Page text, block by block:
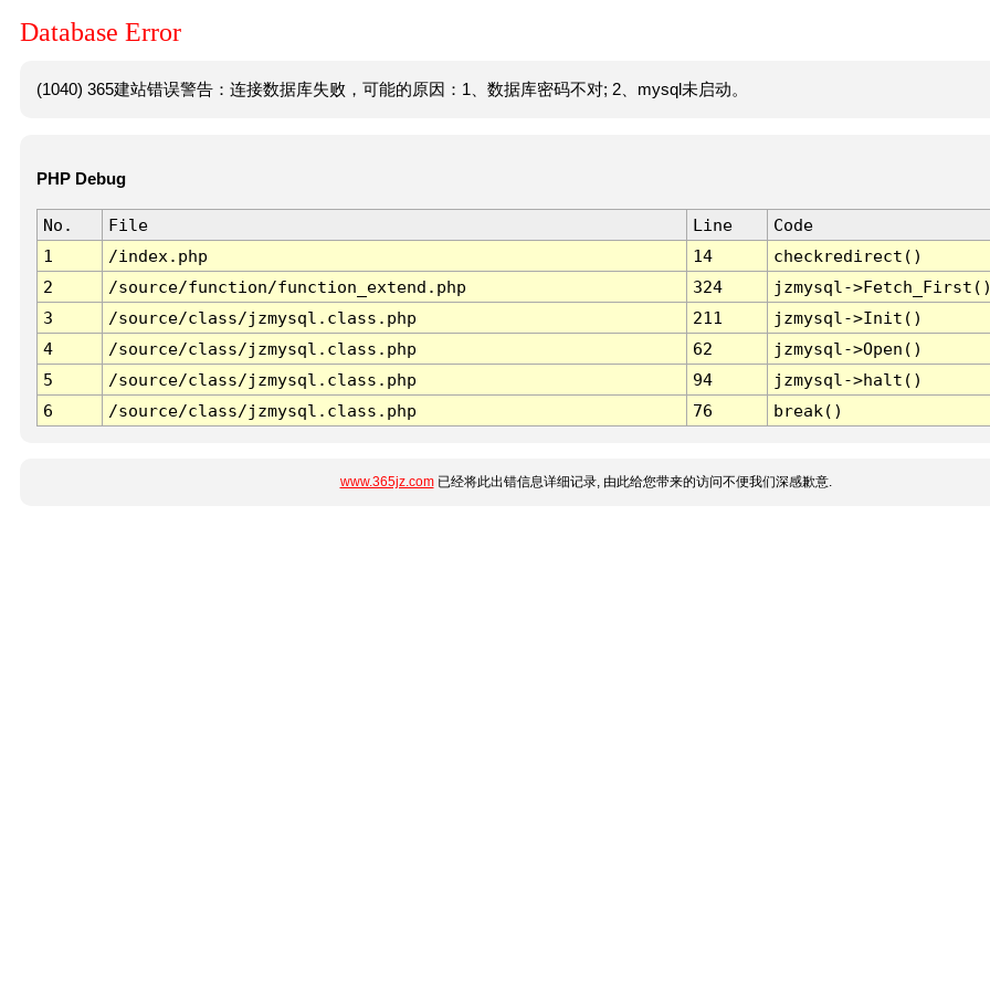
Database Error
(1040) 365建站错误警告：连接数据库失败，可能的原因：1、数据库密码不对; 2、mysql未启动。
PHP Debug
No. File Line
Code
1
/index.php 14
checkredirect()
2
/source/function/function_extend.php 324
jzmysql-
3
/source/class/jzmysql.class.php 211
jzmysql->Init()
4
/source/class/jzmysql.class.php 62
jzmysql->Open()
5
/source/class/jzmysql.class.php 94
jzmysql->halt()
6
/source/class/jzmysql.class.php 76 break()
www.365jz.com已经将此出错信息详细记录, 由此给您带来的访问不便我们深感歉意.